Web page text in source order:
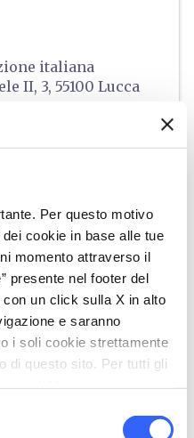
Per questo motivo
cookie in base alle tue
momento attraverso il
presente nel footer del
un click sulla X in alto
e saranno
i soli cookie strettamente
di questo sito. Per tutti gli
italiana
II, 3, 55100 Lucca
chevron_right
chevron_right
chevron_right
chevron_right